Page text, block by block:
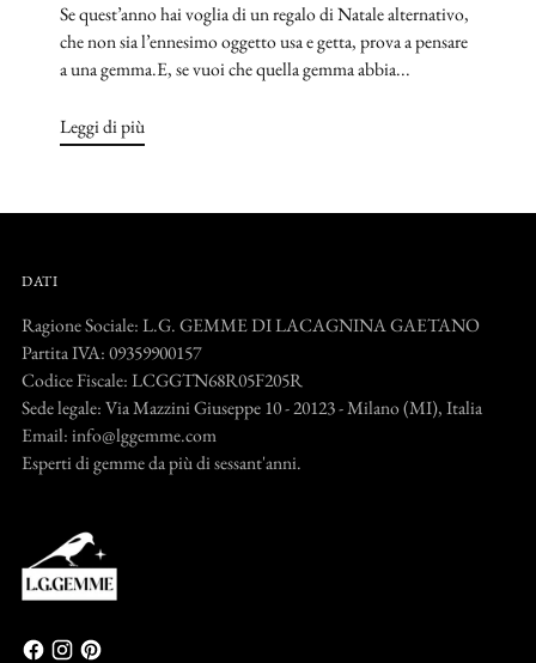
Se quest’anno hai voglia di un regalo di Natale alternativo,
che non sia l’ennesimo oggetto usa e getta, prova a pensare
a una gemma.E, se vuoi che quella gemma abbia...
Leggi di più
DATI
Ragione Sociale: L.G. GEMME DI LACAGNINA GAETANO
Partita IVA: 09359900157
Codice Fiscale: LCGGTN68R05F205R
Sede legale: Via Mazzini Giuseppe 10 - 20123 - Milano (MI), Italia
Email: info@lggemme.com
Esperti di gemme da più di sessant'anni.